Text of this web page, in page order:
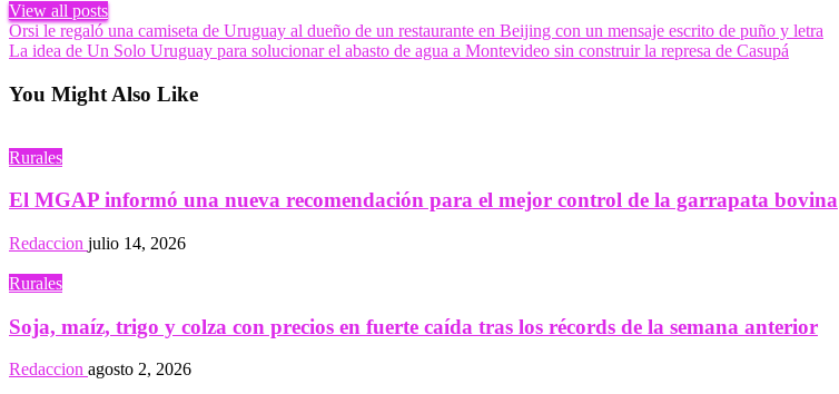
View all posts
Navegación
de
entradas
Previous
Post
Orsi le regaló una camiseta de Uruguay al dueño de un restaurante en Beijing con un mensaje escrito de puño y letra
Next
La idea de Un Solo Uruguay para solucionar el abasto de agua a Montevideo sin construir la represa de Casupá
You Might Also Like
Rurales
El MGAP informó una nueva recomendación para el mejor control de la garrapata bovina
Redaccion julio 14, 2026
Rurales
Soja, maíz, trigo y colza con precios en fuerte caída tras los récords de la semana anterior
Redaccion agosto 2, 2026